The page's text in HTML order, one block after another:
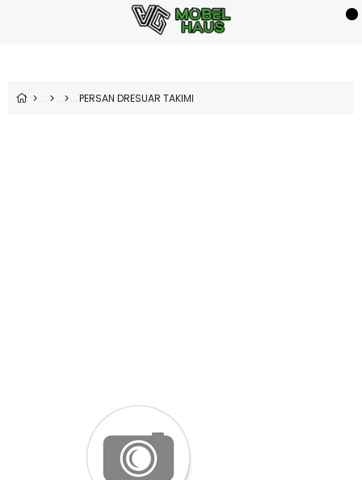
PERSAN DRESUAR TAKIMI